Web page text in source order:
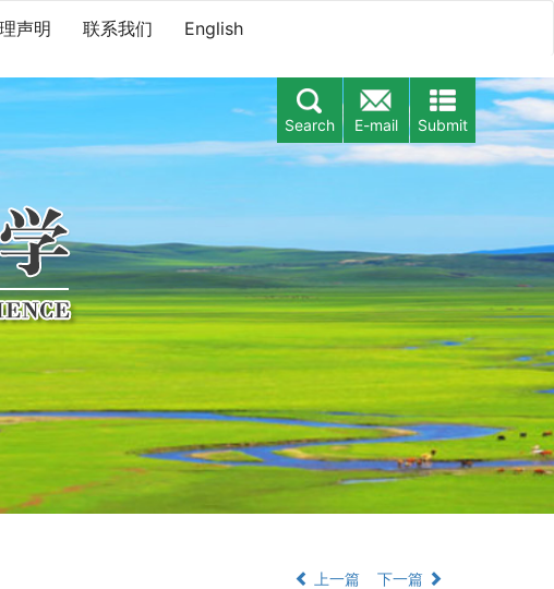
声明 联系我们 English
Submit
E-mail
Search
上一篇 下一篇